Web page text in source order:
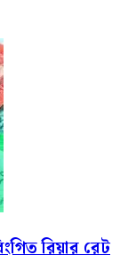
রিয়ার রেট